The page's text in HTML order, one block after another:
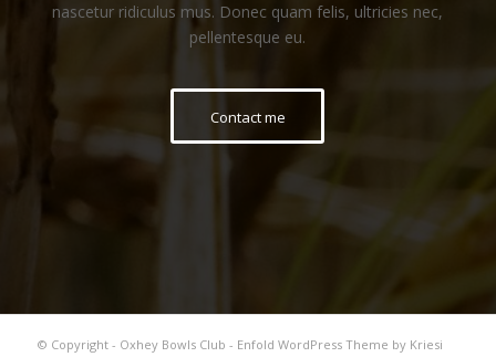
nascetur ridiculus mus. Donec quam felis, ultricies nec,
pellentesque eu.
Contact me
© Copyright - Oxhey Bowls Club - Enfold WordPress Theme by Kriesi